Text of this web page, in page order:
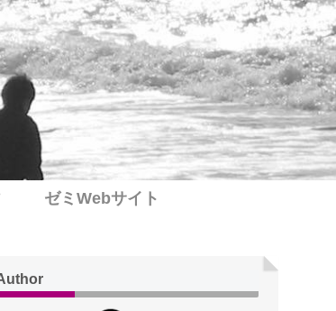
ゼミWebサイト